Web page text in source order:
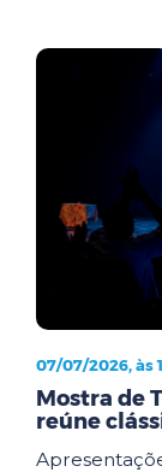
07/07/2026, às
Mostra de
reúne